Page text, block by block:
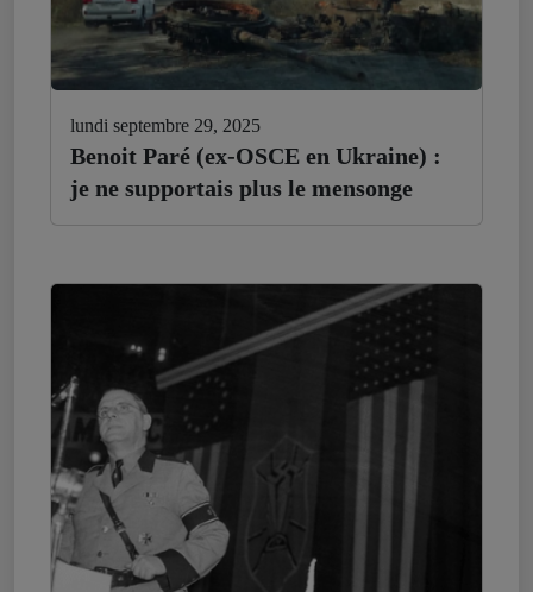
lundi septembre 29, 2025
Benoit Paré (ex-OSCE en Ukraine) :
je ne supportais plus le mensonge